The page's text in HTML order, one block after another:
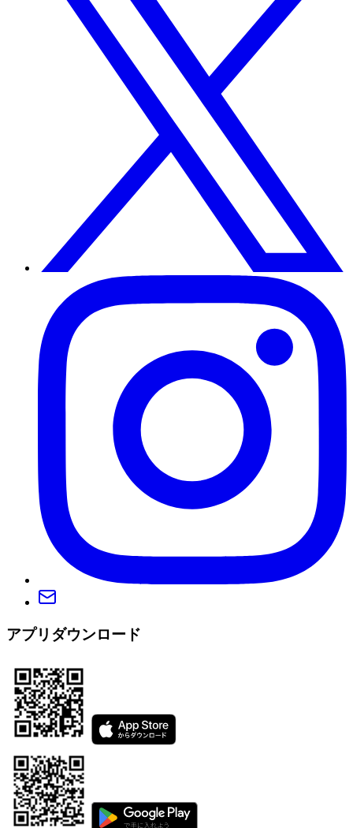
アプリダウンロード